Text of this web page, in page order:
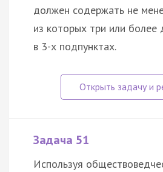
должен содержать не
из которых три или более
в 3-х подпунктах.
Задача 51
Используя